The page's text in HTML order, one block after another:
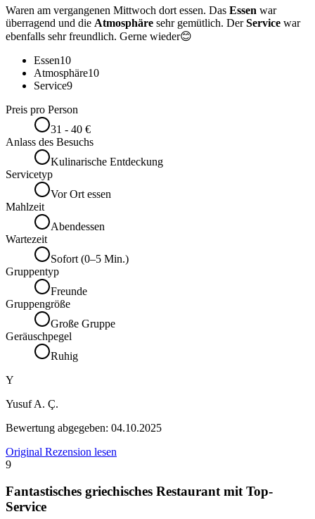
Waren am vergangenen Mittwoch dort essen. Das Essen war
überragend und die Atmosphäre sehr gemütlich. DerService war
ebenfalls sehr freundlich. Gerne wieder😊
Essen10
Atmosphäre10
Service9
Preis pro Person
31 - 40 €
Anlass des Besuchs
Kulinarische Entdeckung
Servicetyp
Vor Ort essen
Mahlzeit
Abendessen
Wartezeit
Sofort (0–5 Min.)
Gruppentyp
Freunde
Gruppengröße
Große Gruppe
Geräuschpegel
Ruhig
Y
Yusuf A. Ç.
Bewertung abgegeben: 04.10.2025
Original Rezension lesen
9
Fantastisches griechisches Restaurant mit Top-
Service